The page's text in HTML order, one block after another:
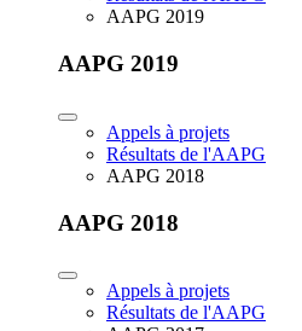
AAPG 2019
AAPG 2019
Appels à projets
Résultats de l'AAPG
AAPG 2018
AAPG 2018
Appels à projets
Résultats de l'AAPG